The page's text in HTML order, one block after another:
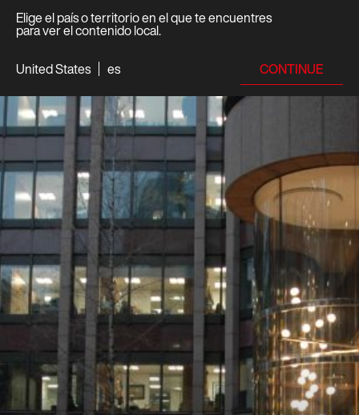
Elige el país o territorio en el que te encuentres
para ver el contenido local.
United States
es CONTINUE